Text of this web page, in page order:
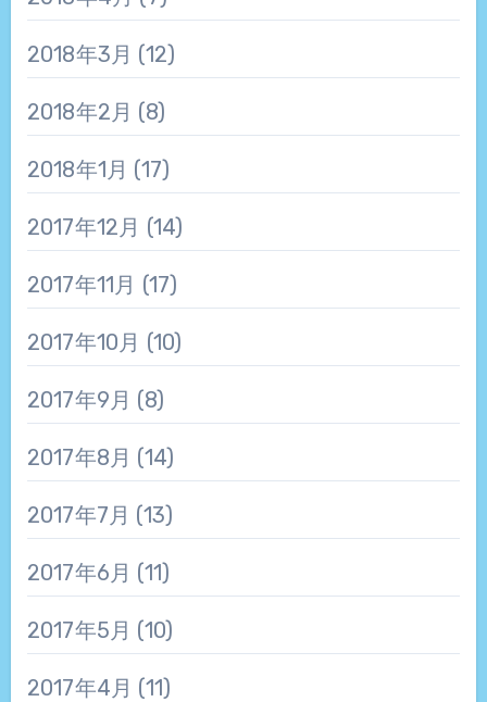
2018年3月 (12)
2018年2月 (8)
2018年1月 (17)
2017年12月 (14)
2017年11月 (17)
2017年10月 (10)
2017年9月 (8)
2017年8月 (14)
2017年7月 (13)
2017年6月 (11)
2017年5月 (10)
2017年4月 (11)